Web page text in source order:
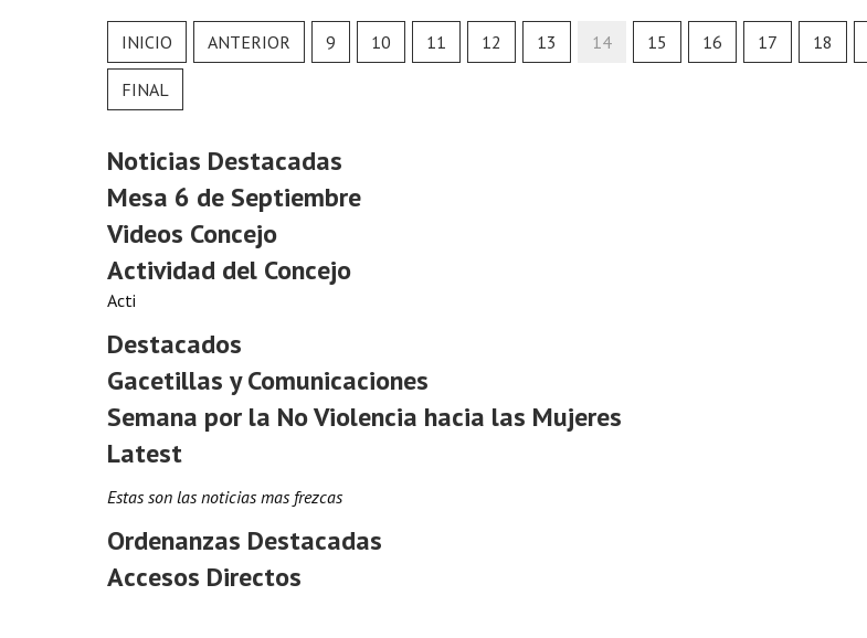
INICIO ANTERIOR 9 10 11 12 13 14 15 16 17 18
FINAL
Noticias Destacadas
Mesa 6 de Septiembre
Videos Concejo
Actividad del Concejo
Acti
Destacados
Gacetillas y Comunicaciones
Semana por la No Violencia hacia las Mujeres
Latest
Estas son las noticias mas frezcas
Ordenanzas Destacadas
Accesos Directos